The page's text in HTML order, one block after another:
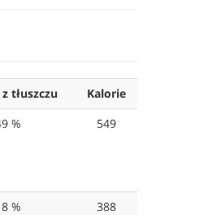
tłuszczu
Kalorie
% 549
% 388